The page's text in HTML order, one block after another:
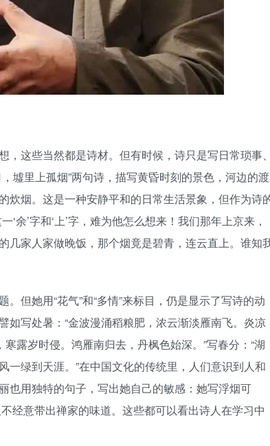
，这些当然都是诗材。但有时候，诗只是写日常琐事
墟里上孤烟”两句诗，描写黄昏时刻的景色，河边的渡
炊烟。这是一种安静平和的日常生活景象，但作为诗
余’字和‘上’字，难为他怎么想来！我们那年上京来，
几家人家做晚饭，那个烟竟是碧青，连云直上。谁知
但她用“花气”和“多情”来标目，仍是显示了写诗的动
写处暑：“金波漫涌稻粮肥，浓云渐淡雁南飞。炎凉
露岁时侵。鸿雁南归去，丹枫色始深。”写春分：“湖
绿到天涯。”在中国文化的传统里，人们意识到人和
也用独特的句子，写出她自己的敏感：她写浮烟可
经意带出禅家的味道。这些都可以看出诗人在学习中